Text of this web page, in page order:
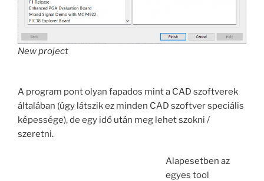
New project
A program pont olyan fapados mint a CAD szoftverek
általában (úgy látszik ez minden CAD szoftver speciális
képessége), de egy idő után meg lehet szokni /
szeretni.
Alapesetben az
egyes tool